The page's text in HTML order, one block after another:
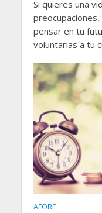
Si quieres una
pensar en tu
voluntarias a tu
AFORE